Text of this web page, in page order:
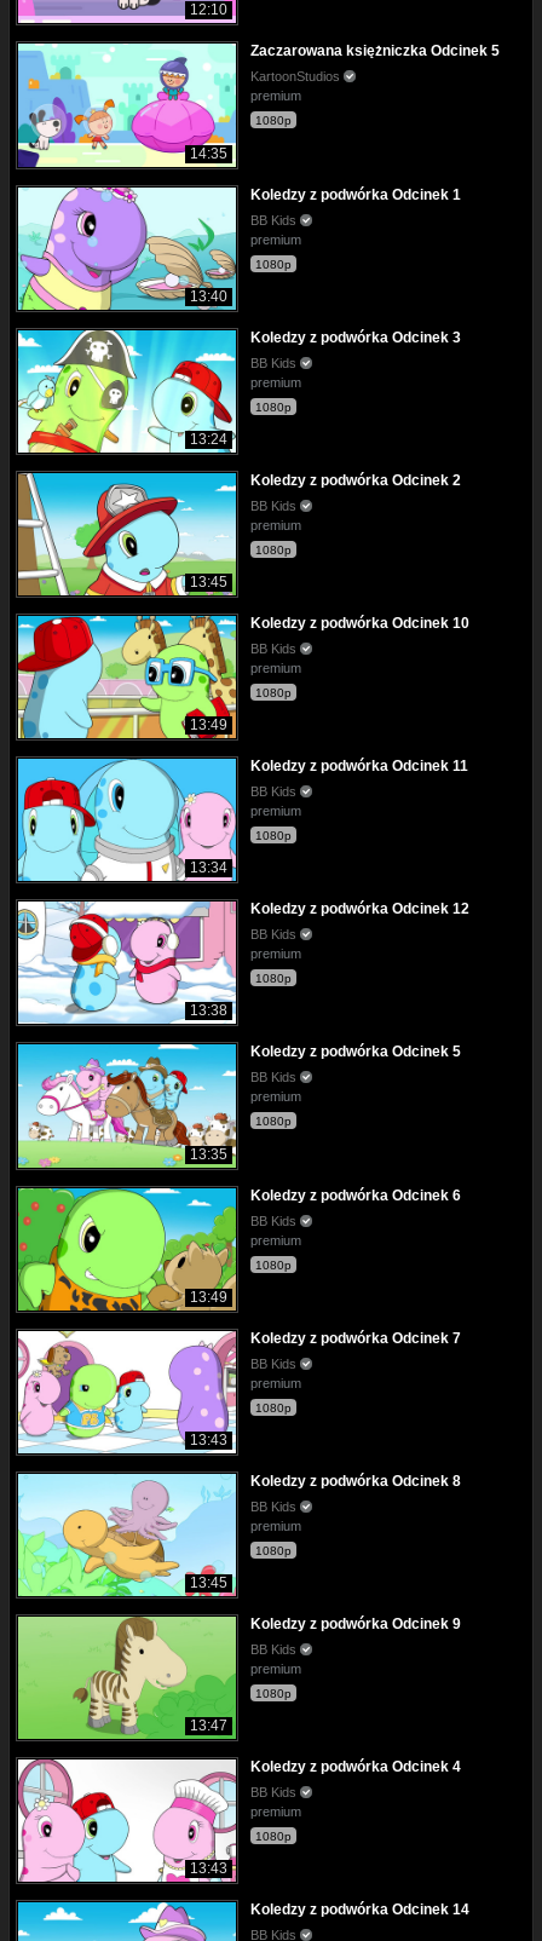
12:10
14:35
Zaczarowana księżniczka Odcinek 5
KartoonStudios
premium
1080p
13:40
Koledzy z podwórka Odcinek 1
BB Kids
premium
1080p
13:24
Koledzy z podwórka Odcinek 3
BB Kids
premium
1080p
13:45
Koledzy z podwórka Odcinek 2
BB Kids
premium
1080p
13:49
Koledzy z podwórka Odcinek 10
BB Kids
premium
1080p
13:34
Koledzy z podwórka Odcinek 11
BB Kids
premium
1080p
13:38
Koledzy z podwórka Odcinek 12
BB Kids
premium
1080p
13:35
Koledzy z podwórka Odcinek 5
BB Kids
premium
1080p
13:49
Koledzy z podwórka Odcinek 6
BB Kids
premium
1080p
13:43
Koledzy z podwórka Odcinek 7
BB Kids
premium
1080p
13:45
Koledzy z podwórka Odcinek 8
BB Kids
premium
1080p
13:47
Koledzy z podwórka Odcinek 9
BB Kids
premium
1080p
13:43
Koledzy z podwórka Odcinek 4
BB Kids
premium
1080p
Koledzy z podwórka Odcinek 14
BB Kids